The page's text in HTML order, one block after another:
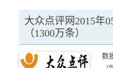
大众点评网2015年
（1300万条）
数